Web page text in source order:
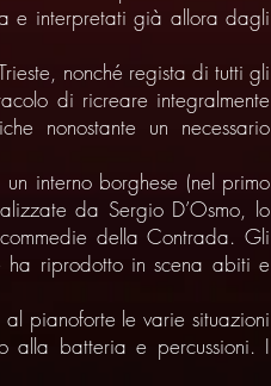
e interpretati già allora dagli
nonché regista di tutti gli
di ricreare integralmente
nonostante un necessario
interno borghese (nel primo
da Sergio D’Osmo, lo
della Contrada. Gli
ha riprodotto in scena abiti e
pianoforte le varie situazioni
alla batteria e percussioni. I